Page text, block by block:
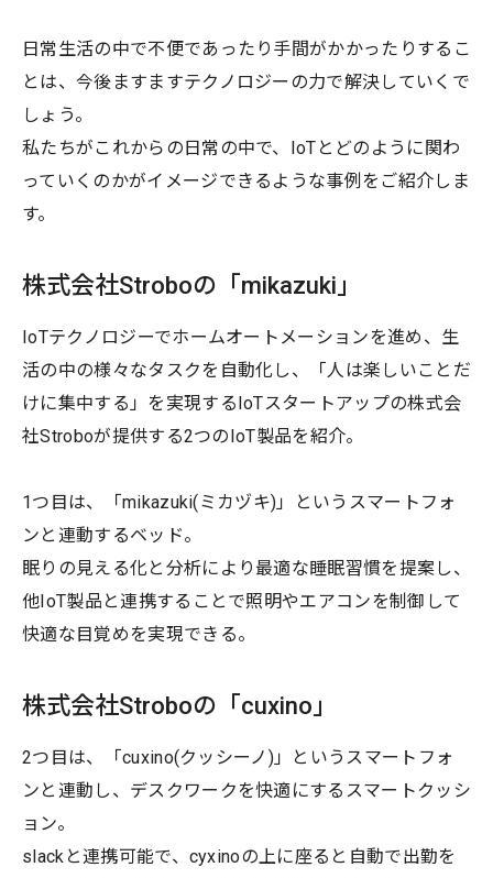
日常生活の中で不便であったり手間がかかったりするこ
とは、今後ますますテクノロジーの力で解決していくで
しょう。
私たちがこれからの日常の中で、IoTとどのように関わ
っていくのかがイメージできるような事例をご紹介しま
す。
株式会社Stroboの「mikazuki」
IoTテクノロジーでホームオートメーションを進め、生
活の中の様々なタスクを自動化し、「人は楽しいことだ
けに集中する」を実現するIoTスタートアップの株式会
社Stroboが提供する2つのIoT製品を紹介。
1つ目は、「mikazuki(ミカヅキ)」というスマートフォ
ンと連動するベッド。
眠りの見える化と分析により最適な睡眠習慣を提案し、
他IoT製品と連携することで照明やエアコンを制御して
快適な目覚めを実現できる。
株式会社Stroboの「cuxino」
2つ目は、「cuxino(クッシーノ)」というスマートフォ
ンと連動し、デスクワークを快適にするスマートクッシ
ョン。
slackと連携可能で、cyxinoの上に座ると自動で出勤を